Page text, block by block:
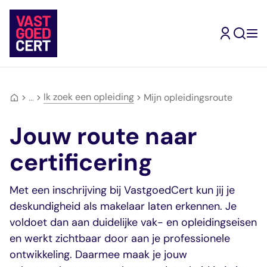
Skip
content
Ik ben
makelaar
Ik wil makelaar
worden
Ik zoek een
makelaar
Zoek in de website
Mijn VastgoedCert
Over Ons
Nieuws
Terug
Mijn
register
Mijn
VastgoedCert
Jouw persoonlijke
Terug
Kandidaat-
Makelaar
Register-
Makelaar
Wonen
Register-
Makelaar
Bedrijfsmatig
vastgoed
Register-
Makelaar
Terug
Ik wil me
makelaar
Ik zoek een
opleiding
Jouw route naar
Terug
Vrijstellingen
Terug
opleidingsroute
Makelaar
RM Wonen
RM
Bedrijfsmatig
vastgoed
RM Landelijk
Terug
geregistreerde
Vragen en
antwoorden
Ervaringsverhalen
… Ik zoek een opleiding Mijn opleidingsroute
Jouw route naar
certificering
Met een inschrijving bij VastgoedCert kun jij je
deskundigheid als makelaar laten erkennen. Je
voldoet dan aan duidelijke vak- en opleidingseisen
en werkt zichtbaar door aan je professionele
ontwikkeling. Daarmee maak je jouw